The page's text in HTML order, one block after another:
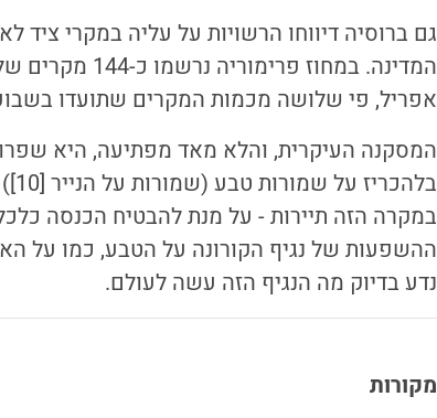
גם ברוסיה דיווחו הרשויות על עליה במקרי
המדינה.
אפריל, פי שלושה מכמות המקרים שתועדו
המסקנה העיקרית, והלא מאד מפתיעה, היא
במקרה הזה תיירות - על מנת להבטיח הכנסה
ההשפעות של נגיף הקורונה על הטבע, כמו על
נדע בדיוק מה הנגיף הזה עשה לעולם.
מקורות